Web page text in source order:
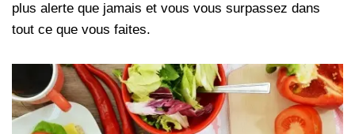
plus alerte que jamais et vous vous surpassez dans
tout ce que vous faites.